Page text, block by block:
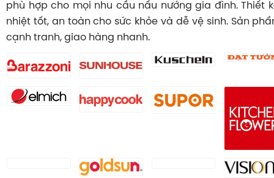
phù hợp cho mọi nhu cầu nấu nướng gia đình. Thiết
nhiệt tốt, an toàn cho sức khỏe và dễ vệ sinh. Sản
cạnh tranh, giao hàng nhanh.